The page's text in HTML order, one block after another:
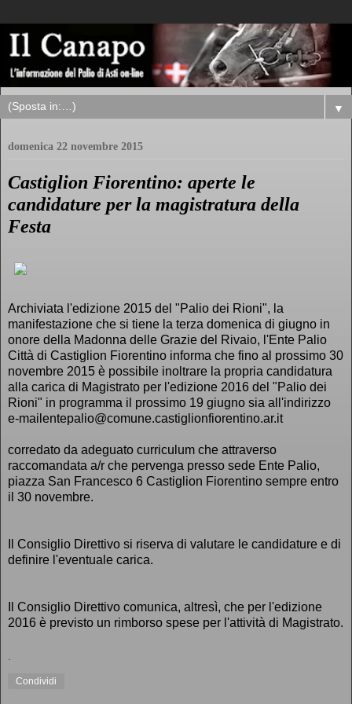
▼
domenica 22 novembre 2015
Castiglion Fiorentino: aperte le
candidature per la magistratura della
Festa
Archiviata l'edizione 2015 del "Palio dei Rioni", la
manifestazione che si tiene la terza domenica di giugno in
onore della Madonna delle Grazie del Rivaio, l'Ente Palio
Città di Castiglion Fiorentino informa che fino al prossimo 30
novembre 2015 è possibile inoltrare la propria candidatura
alla carica di Magistrato per l'edizione 2016 del "Palio dei
Rioni" in programma il prossimo 19 giugno sia all'indirizzo
e-mailentepalio@comune.castiglionfiorentino.ar.it
corredato da adeguato curriculum che attraverso
raccomandata a/r che pervenga presso sede Ente Palio,
piazza San Francesco 6 Castiglion Fiorentino sempre entro
il 30 novembre.
Il Consiglio Direttivo si riserva di valutare le candidature e di
definire l'eventuale carica.
Il Consiglio Direttivo comunica, altresì, che per l'edizione
2016 è previsto un rimborso spese per l'attività di Magistrato.
.
Condividi